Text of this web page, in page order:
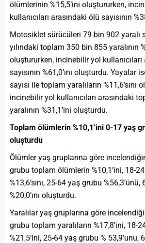
ölümlerinin %15,5’ini oluştururken,
kullanıcıları arasındaki ölü sayısının
Motosiklet sürücüleri 79 bin 902 yaralı
yılındaki toplam 350 bin 855 yaralının
oluştururken, incinebilir yol kullanıcıları
sayısının %61,0’ını oluşturdu. Yayalar
sayısı ile toplam yaralıların %11,6’sını
incinebilir yol kullanıcıları arasındaki
yaralının %31,1’ini oluşturdu.
Toplam ölümlerin %10,1’ini 0-17 yaş
oluşturdu
Ölümler yaş gruplarına göre incelendiği
grubu toplam ölümlerin %10,1’ini, 18-
%13,6’sını, 25-64 yaş grubu
%20,0’ını oluşturdu.
Yaralılar yaş gruplarına göre
grubu toplam yaralıların %17,8’ini, 18-
%21,5’ini, 25-64 yaş grubu % 53,9’unu,